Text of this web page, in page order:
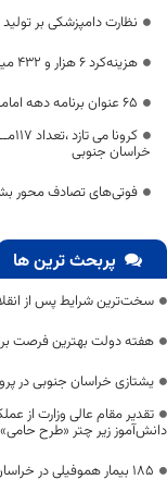
نظارت دامپزشکی بر تولید ۱۲۵ تن گوشت کشتارگاهی در خراسان جنوبی
هزینه‌کرد ۶ هزار و ۴۳۲ میلیارد تومان برای طرح‌های دهه فجر خراسان جنوبی
۶۵ عنوان برنامه دهه امامت و ولایت در خراسان جنوبی اجرا می‌شود
خراسان جنوبی
فوتی‌های تصادف محور بشرویه –
پربحث ترین ها
سخت‌ترین شرایط پس از
هفته دولت بهترین فرصت
یشتازی خراسان جنوبی در
دانش‌آموز زیر چتر «طرح حامی»
۱۸۵ بیمار هموفیلی در خراسان جنوبی تحت پوشش خدمات بیمه سلامت قرار دارند